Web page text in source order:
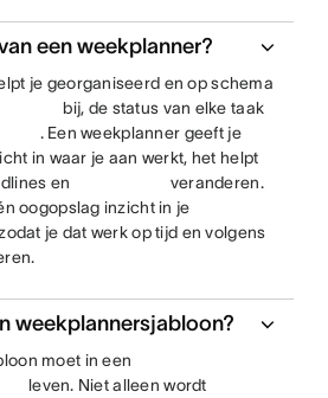
een weekplanner?
je georganiseerd en op schema
bij, de status van elke taak
. Een weekplanner geeft je
in waar je aan werkt, het helpt
en
veranderen.
oogopslag inzicht in je
je dat werk op tijd en volgens
weekplannersjabloon?
moet in een
leven. Niet alleen wordt